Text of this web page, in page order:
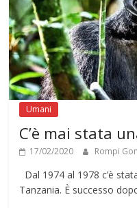
Umani
C’è mai stata
17/02/2020 Rompi
Dal 1974 al 1978 c’è
Tanzania. È successo